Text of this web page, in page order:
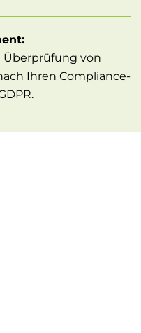
von
Ihren Compliance-